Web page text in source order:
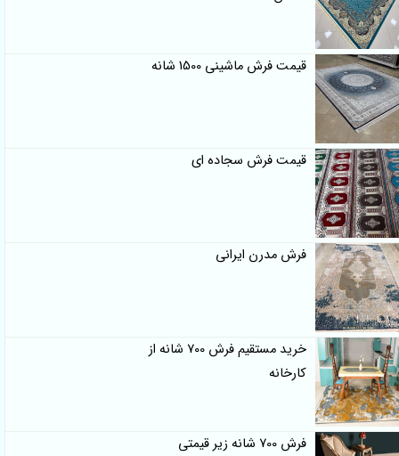
قیمت فرش ماشینی 1500 شانه
قیمت فرش سجاده ای
فرش مدرن ایرانی
خرید مستقیم فرش 700 شانه از
کارخانه
فرش 700 شانه زیر قیمتی